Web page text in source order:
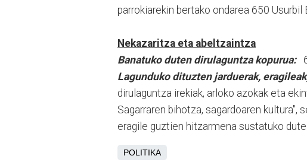
parrokiarekin bertako ondarea 650
Nekazaritza eta abeltzaintza
Banatuko duten dirulaguntza kopurua:
Lagunduko dituzten jarduerak,
dirulaguntza irekiak, arloko azokak eta
Sagarraren bihotza, sagardoaren
eragile guztien hitzarmena sustatuko dute.
POLITIKA